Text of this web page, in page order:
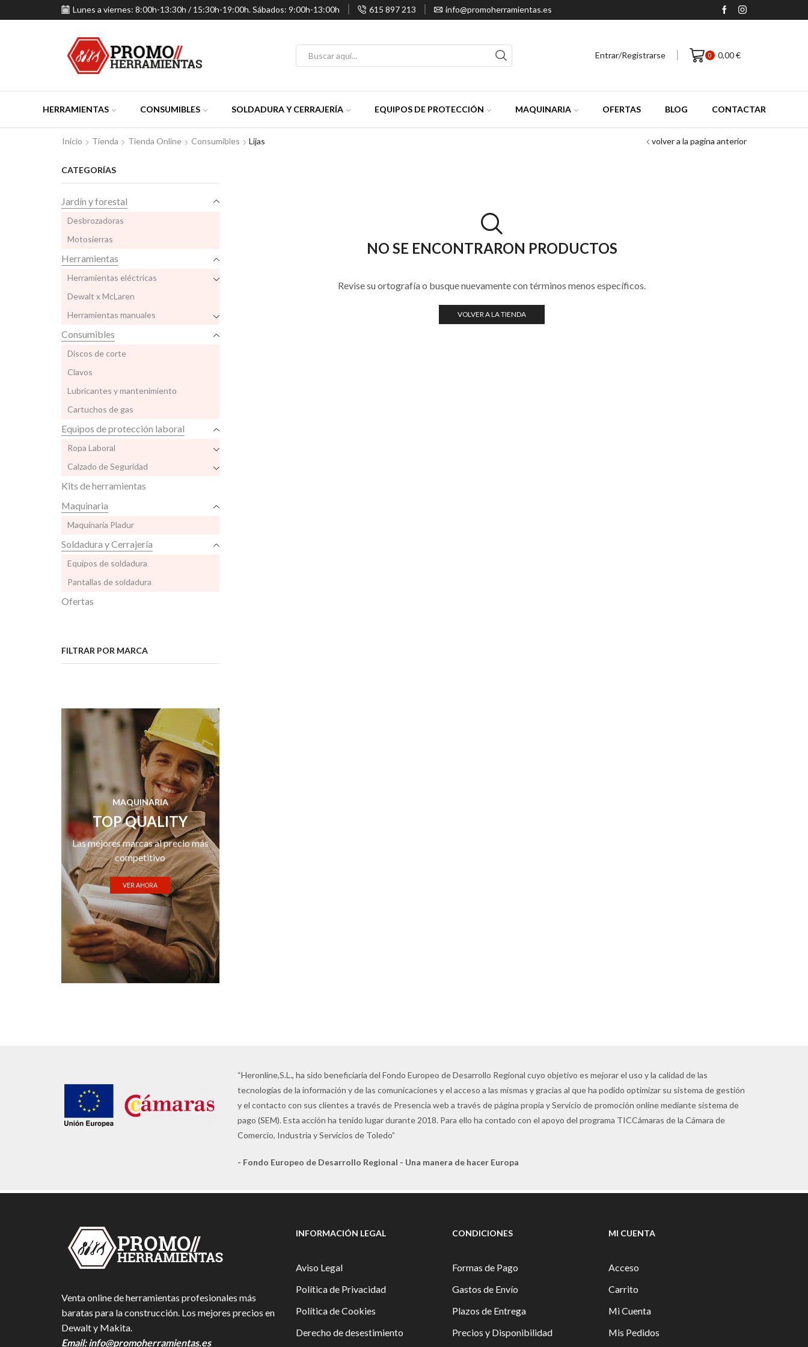
Lunes a viernes: 8:00h-13:30h / 15:30h-19:00h. Sábados: 9:00h-13:00h 615 897 213 info@promoherramientas.es
Entrar/Registrarse 0 0,00€
HERRAMIENTAS CONSUMIBLES SOLDADURA Y CERRAJERÍA EQUIPOS DE PROTECCIÓN MAQUINARIA OFERTAS BLOG CONTACTAR
Inicio Tienda Tienda Online Consumibles Lijas volver a la pagina anterior
NO SE ENCONTRARON PRODUCTOS
Revise su ortografía o busque nuevamente con términos menos específicos.
VOLVER A LA TIENDA
CATEGORÍAS
Jardín y forestal
Desbrozadoras
Motosierras
Herramientas
Herramientas eléctricas
Dewalt x McLaren
Herramientas manuales
Consumibles
Discos de corte
Clavos
Lubricantes y mantenimiento
Cartuchos de gas
Equipos de protección laboral
Ropa Laboral
Calzado de Seguridad
Kits de herramientas
Maquinaria
Maquinaria Pladur
Soldadura y Cerrajería
Equipos de soldadura
Pantallas de soldadura
Ofertas
FILTRAR POR MARCA
MAQUINARIA
TOP QUALITY
Las mejores marcas al precio más
competitivo
VER AHORA
“Heronline,S.L., ha sido beneficiaria del Fondo Europeo de Desarrollo Regional cuyo objetivo es mejorar el uso y la calidad de las
tecnologías de la información y de las comunicaciones y el acceso a las mismas y gracias al que ha podido optimizar su sistema de gestión
y el contacto con sus clientes a través de Presencia web a través de página propia y Servicio de promoción online mediante sistema de
pago (SEM). Esta acción ha tenido lugar durante 2018. Para ello ha contado con el apoyo del programa TICCámaras de la Cámara de
Comercio, Industria y Servicios de Toledo”
- Fondo Europeo de Desarrollo Regional - Una manera de hacer Europa
Venta online de herramientas profesionales más
baratas para la construcción. Los mejores precios en
Dewalt y Makita.
Email:info@promoherramientas.es
INFORMACIÓN LEGAL
Aviso Legal
Política de Privacidad
Política de Cookies
Derecho de desestimiento
CONDICIONES
Formas de Pago
Gastos de Envío
Plazos de Entrega
Precios y Disponibilidad
MI CUENTA
Acceso
Carrito
Mi Cuenta
Mis Pedidos